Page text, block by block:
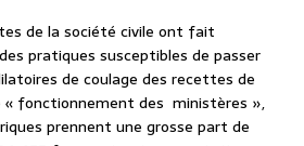
de la société civile ont fait
pratiques susceptibles de passer
de coulage des recettes de
« fonctionnement des ministères »,
prennent une grosse part de